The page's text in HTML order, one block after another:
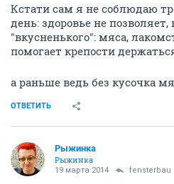
Кстати сам я не соблюдаю
день: здоровье не позволяет,
"вкусненького": мяса,
помогает крепости
а раньше ведь без кусочка
ОТВЕТИТЬ
Рыжинка
Рыжинка
19 марта 2014 fensterbau